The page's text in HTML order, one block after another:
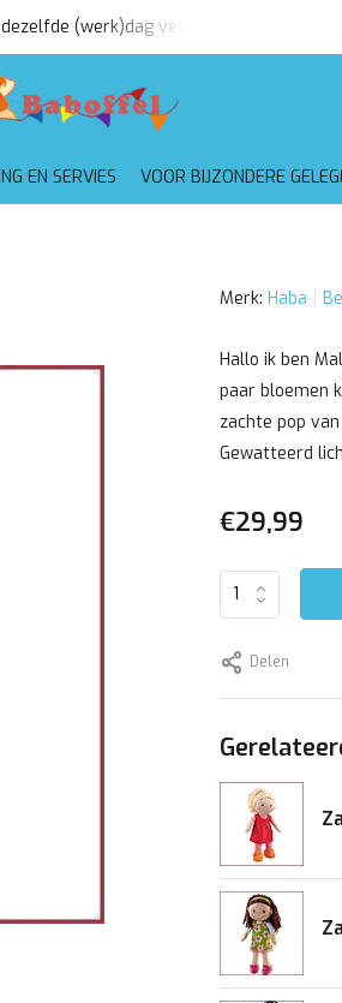
(werk)dag verzonden
EN SERVIES VOOR BIJZONDERE
Merk: Haba
Hallo ik ben
paar bloemen
zachte pop
Gewatteerd
€29,99
Delen